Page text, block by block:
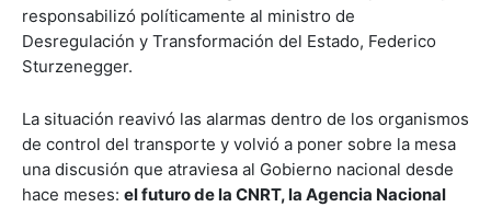
responsabilizó políticamente al ministro de
Desregulación y Transformación del Estado, Federico
Sturzenegger.
La situación reavivó las alarmas dentro de los organismos
de control del transporte y volvió a poner sobre la mesa
una discusión que atraviesa al Gobierno nacional desde
hace meses: el futuro de la CNRT, la Agencia Nacional